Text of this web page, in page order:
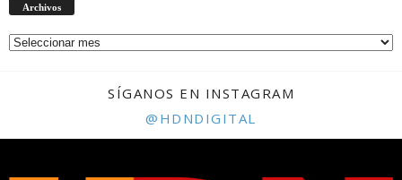
Archivos
SÍGANOS EN INSTAGRAM
@HDNDIGITAL